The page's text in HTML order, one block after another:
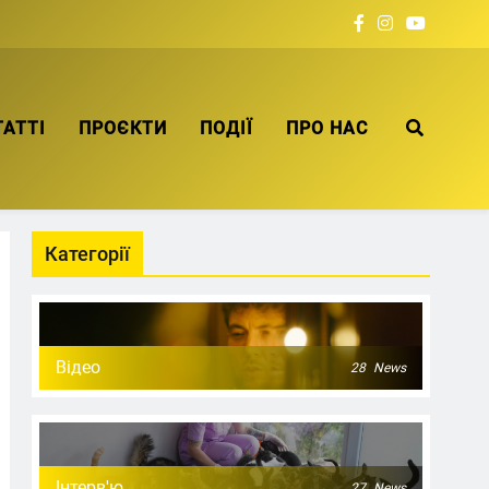
ПРОЄКТИ ПОДІЇ ПРО НАС
Категорії
Відео 28 News